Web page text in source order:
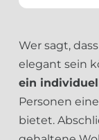
Wer sagt,
elegant sein
ein
Personen
bietet.